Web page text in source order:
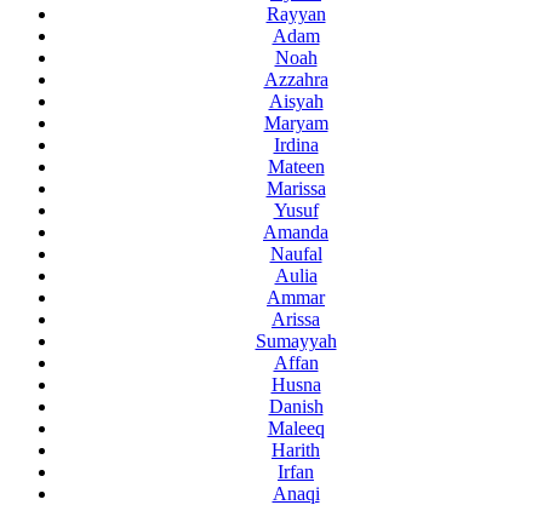
Rayyan
Adam
Noah
Azzahra
Aisyah
Maryam
Irdina
Mateen
Marissa
Yusuf
Amanda
Naufal
Aulia
Ammar
Arissa
Sumayyah
Affan
Husna
Danish
Maleeq
Harith
Irfan
Anaqi